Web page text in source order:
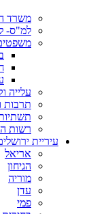
משרד
למ"ס-
עלייה
תרבות
רשות
עיריית
אריאל
הגיחון
מוריה
עדן
פמי